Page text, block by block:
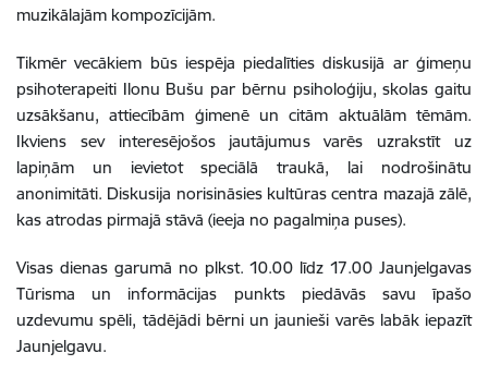
muzikālajām kompozīcijām.
Tikmēr vecākiem būs iespēja piedalīties diskusijā ar ģimeņu
psihoterapeiti Ilonu Bušu par bērnu psiholoģiju, skolas gaitu
uzsākšanu, attiecībām ģimenē un citām aktuālām tēmām.
Ikviens sev interesējošos jautājumus varēs uzrakstīt uz
lapiņām un ievietot speciālā traukā, lai nodrošinātu
anonimitāti. Diskusija norisināsies kultūras centra mazajā zālē,
kas atrodas pirmajā stāvā (ieeja no pagalmiņa puses).
Visas dienas garumā no plkst. 10.00 līdz 17.00 Jaunjelgavas
Tūrisma un informācijas punkts piedāvās savu īpašo
uzdevumu spēli, tādējādi bērni un jaunieši varēs labāk iepazīt
Jaunjelgavu.